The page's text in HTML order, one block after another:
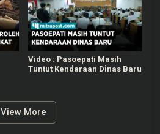
Video : Pasoepati Masih
Tuntut Kendaraan Dinas Baru
View More